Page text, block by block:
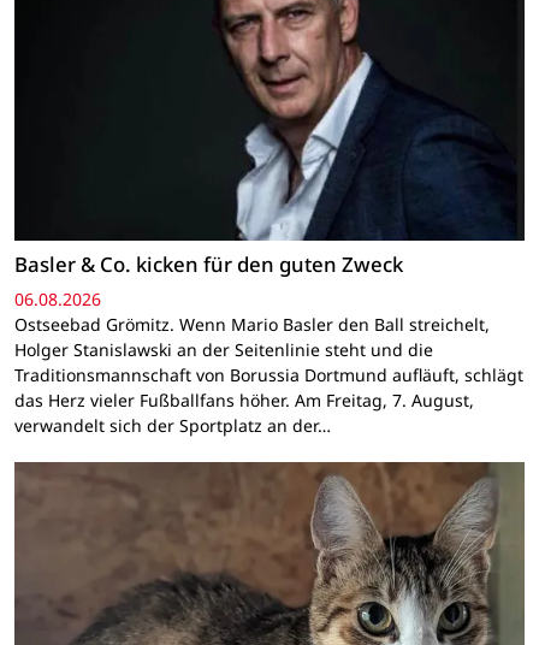
Basler & Co. kicken für den guten Zweck
06.08.2026
Ostseebad Grömitz. Wenn Mario Basler den Ball streichelt,
Holger Stanislawski an der Seitenlinie steht und die
Traditionsmannschaft von Borussia Dortmund aufläuft, schlägt
das Herz vieler Fußballfans höher. Am Freitag, 7. August,
verwandelt sich der Sportplatz an der…